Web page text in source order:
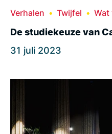
Verhalen Twijfel Wat
De studiekeuze van
31 juli 2023